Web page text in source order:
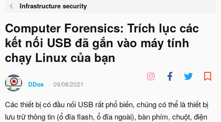
Infrastructure security
Computer Forensics: Trích lục các
kết nối USB đã gắn vào máy tính
chạy Linux của bạn
DDos 09/08/2021
Các thiết bị có đầu nối USB rất phổ biến, chúng có thể là thiết bị
lưu trữ thông tin (ổ đĩa flash, ổ đĩa ngoài), bàn phím, chuột, điện